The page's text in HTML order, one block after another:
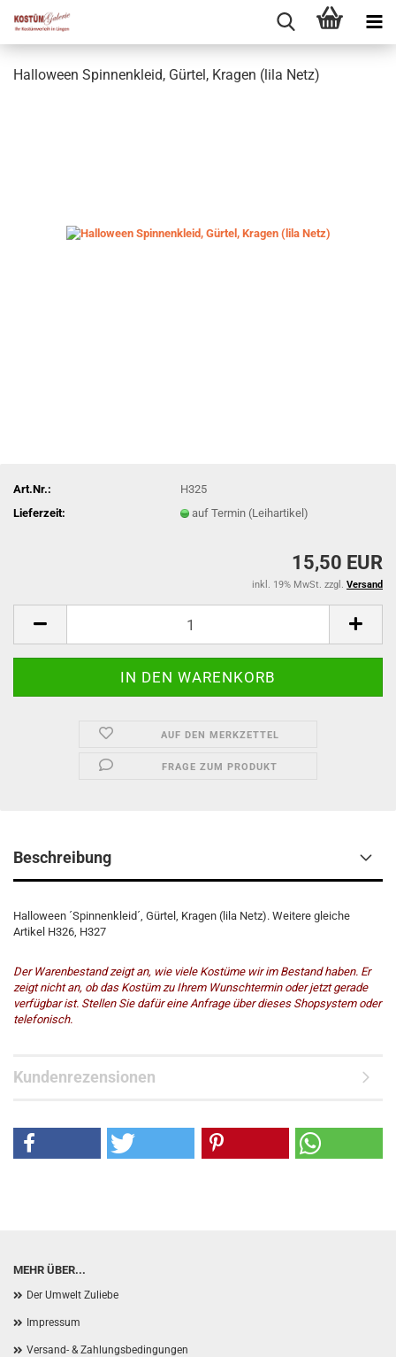
Halloween Spinnenkleid, Gürtel, Kragen (lila Netz)
Art.Nr.:
H325
Lieferzeit:
auf Termin (Leihartikel)
15,50 EUR
inkl. 19% MwSt. zzgl. Versand
AUF DEN MERKZETTEL
FRAGE ZUM PRODUKT
Beschreibung
Halloween ´Spinnenkleid´, Gürtel, Kragen (lila Netz). Weitere gleiche
Artikel H326, H327
Der Warenbestand zeigt an, wie viele Kostüme wir im Bestand haben. Er
zeigt nicht an, ob das Kostüm zu Ihrem Wunschtermin oder jetzt gerade
verfügbar ist. Stellen Sie dafür eine Anfrage über dieses Shopsystem oder
telefonisch.
Kundenrezensionen
MEHR ÜBER...
Der Umwelt Zuliebe
Impressum
Versand- & Zahlungsbedingungen